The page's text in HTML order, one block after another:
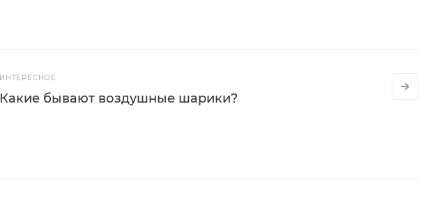
ИНТЕРЕСНОЕ
Какие бывают воздушные шарики?